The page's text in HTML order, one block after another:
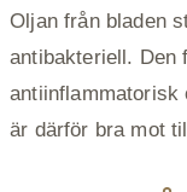
Oljan från bladen
antibakteriell. Den
antiinflammatorisk
är därför bra mot